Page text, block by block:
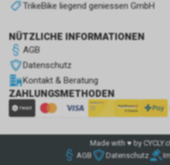
TrikeBike liegend geniessen GmbH
NÜTZLICHE INFORMATIONEN
AGB
Datenschutz
Kontakt & Beratung
ZAHLUNGSMETHODEN
Made with ♥ by
AGB
Datenschutz